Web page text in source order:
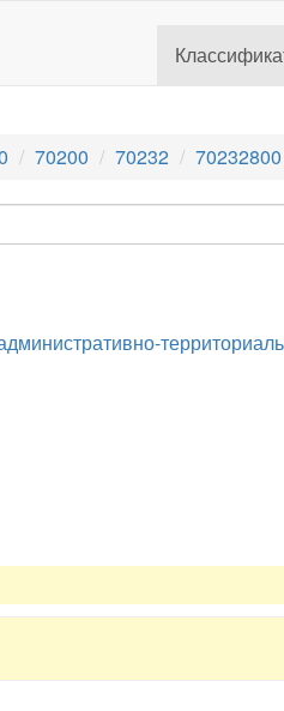
70200 70232 70232800